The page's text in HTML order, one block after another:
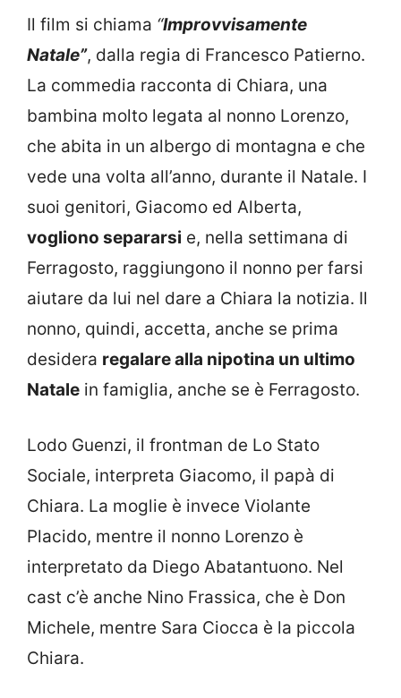
Il film si chiama “Improvvisamente
Natale”, dalla regia di Francesco Patierno.
La commedia racconta di Chiara, una
bambina molto legata al nonno Lorenzo,
che abita in un albergo di montagna e che
vede una volta all’anno, durante il Natale. I
suoi genitori, Giacomo ed Alberta,
vogliono separarsi e, nella settimana di
Ferragosto, raggiungono il nonno per farsi
aiutare da lui nel dare a Chiara la notizia. Il
nonno, quindi, accetta, anche se prima
desidera regalare alla nipotina un ultimo
Natale in famiglia, anche se è Ferragosto.
Lodo Guenzi, il frontman de Lo Stato
Sociale, interpreta Giacomo, il papà di
Chiara. La moglie è invece Violante
Placido, mentre il nonno Lorenzo è
interpretato da Diego Abatantuono. Nel
cast c’è anche Nino Frassica, che è Don
Michele, mentre Sara Ciocca è la piccola
Chiara.